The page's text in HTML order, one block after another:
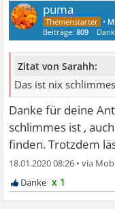
puma
•
Beiträge:809
Zitat von Sarahh:
Das ist nix
Danke für deine
schlimmes ist ,
finden. Trotzdem
18.01.2020 08:26 •
x 1